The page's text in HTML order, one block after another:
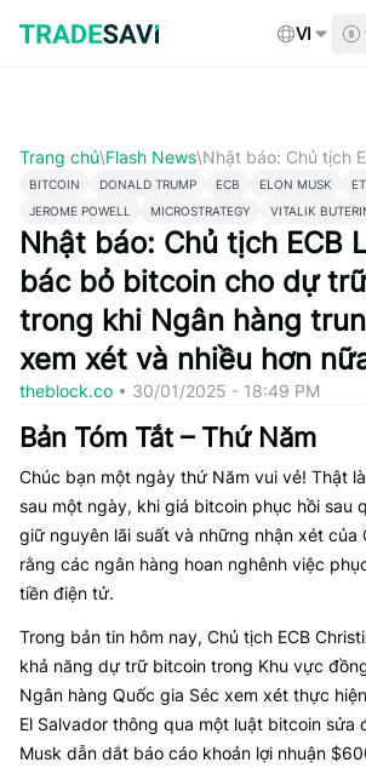
qua
nội
VI
Trang chủ\Flash News\Nhật báo: Chủ tịch
BITCOIN DONALD TRUMP ECB ELON MUSK
JEROME POWELL
MICROSTRATEGY VITALIK
Nhật báo: Chủ tịch ECB
bác bỏ bitcoin cho dự
trong khi Ngân hàng
xem xét và nhiều hơn
theblock.co • 30/01/2025 - 18:49 PM
Bản Tóm Tắt – Thứ Năm
Chúc bạn một ngày thứ Năm vui vẻ! Thật
sau một ngày, khi giá bitcoin phục hồi sau
giữ nguyên lãi suất và những nhận xét của
rằng các ngân hàng hoan nghênh việc
tiền điện tử.
Trong bản tin hôm nay, Chủ tịch ECB
khả năng dự trữ bitcoin trong Khu vực
Ngân hàng Quốc gia Séc xem xét thực
El Salvador thông qua một luật bitcoin sửa
Musk dẫn dắt báo cáo khoản lợi nhuận